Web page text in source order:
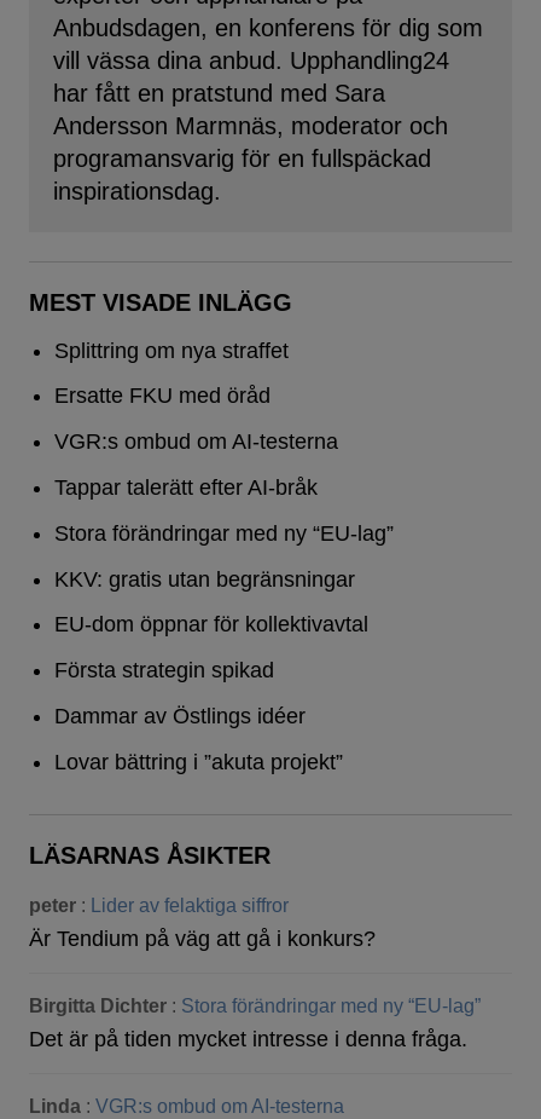
Anbudsdagen, en konferens för dig som
vill vässa dina anbud. Upphandling24
har fått en pratstund med Sara
Andersson Marmnäs, moderator och
programansvarig för en fullspäckad
inspirationsdag.
MEST VISADE INLÄGG
Splittring om nya straffet
Ersatte FKU med öråd
VGR:s ombud om AI-testerna
Tappar talerätt efter AI-bråk
Stora förändringar med ny “EU-lag”
KKV: gratis utan begränsningar
EU-dom öppnar för kollektivavtal
Första strategin spikad
Dammar av Östlings idéer
Lovar bättring i ”akuta projekt”
LÄSARNAS ÅSIKTER
peter : Lider av felaktiga siffror
Är Tendium på väg att gå i konkurs?
Birgitta Dichter : Stora förändringar med ny “EU-lag”
Det är på tiden mycket intresse i denna fråga.
Linda : VGR:s ombud om AI-testerna